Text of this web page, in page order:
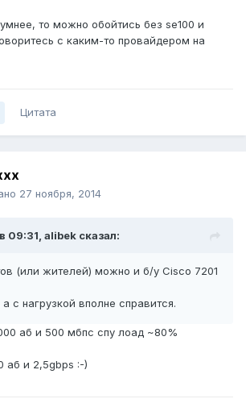
то можно обойтись без se100 и
с каким-то провайдером на
Цитата
27 ноября, 2014
09:31, alibek сказал:
(или жителей) можно и б/у Cisco 7201
с нагрузкой вполне справится.
аб и 500 мбпс спу лоад ~80%
аб и 2,5gbps :-)